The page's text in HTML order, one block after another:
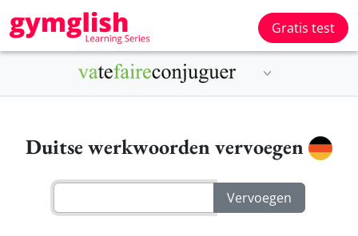
Gratis test
Duitse werkwoorden vervoegen